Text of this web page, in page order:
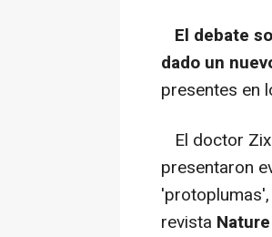
El debate
dado un
presentes en
El doctor
presentaron
revista